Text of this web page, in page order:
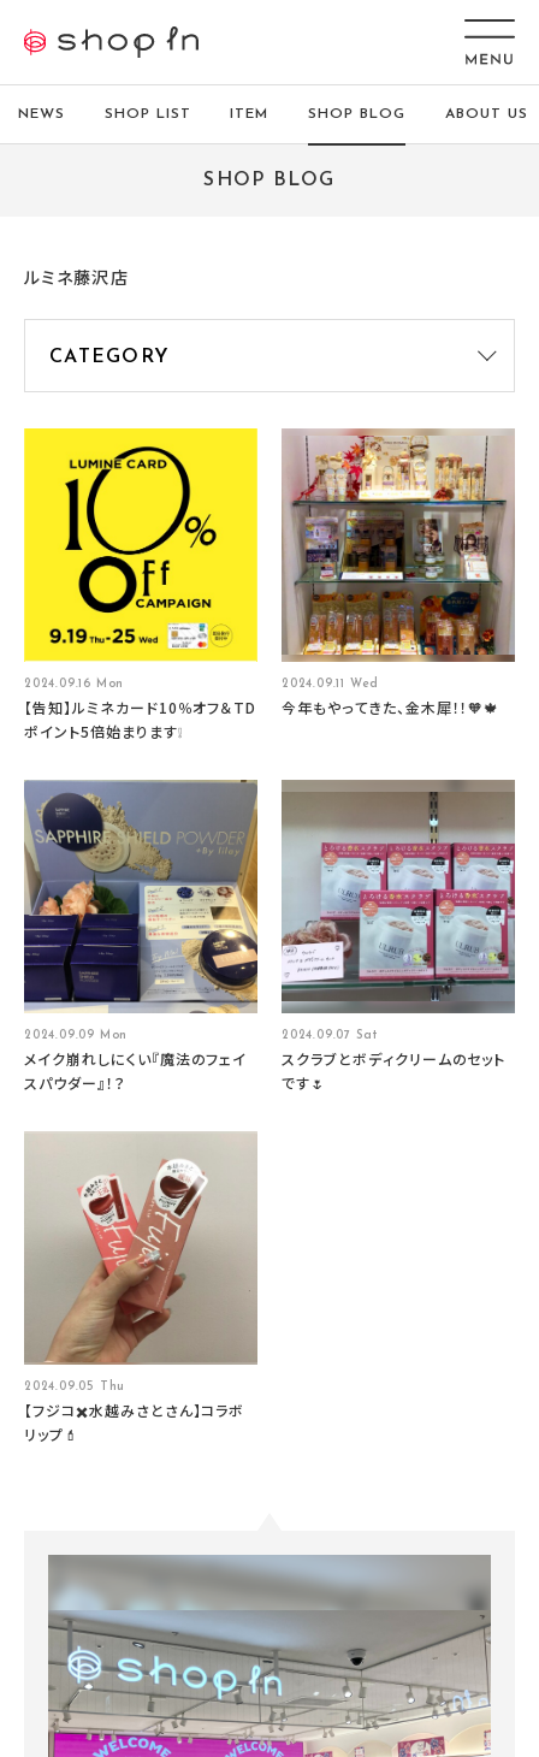
NEWS SHOP LIST ITEM SHOP BLOG ABOUT US
SHOP BLOG
ルミネ藤沢店
2024.09.16 Mon
【告知】ルミネカード10％オフ＆TD
ポイント5倍始まります❕
2024.09.11 Wed
今年もやってきた、金木犀！！🧡🍁
2024.09.09 Mon
メイク崩れしにくい『魔法のフェイ
スパウダー』！？
2024.09.07 Sat
スクラブとボディクリームのセット
です🌷
2024.09.05 Thu
【フジコ✖️水越みさとさん】コラボ
リップ💄